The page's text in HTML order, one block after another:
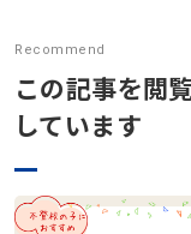
Recommend
この記事を閲
しています